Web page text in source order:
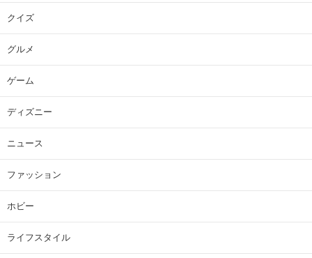
クイズ
グルメ
ゲーム
ディズニー
ニュース
ファッション
ホビー
ライフスタイル